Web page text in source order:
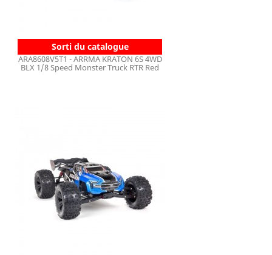
Sorti du catalogue
ARA8608V5T1 - ARRMA KRATON 6S 4WD
BLX 1/8 Speed Monster Truck RTR Red